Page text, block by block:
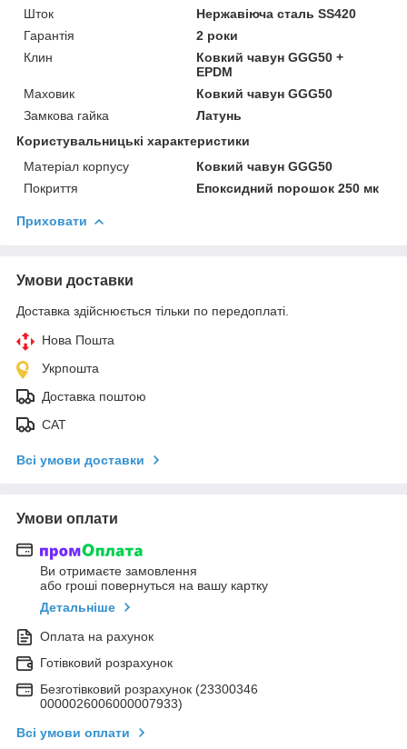
Шток
Нержавіюча сталь SS420
Гарантія
2 роки
Клин
Ковкий чавун GGG50 +
EPDM
Маховик
Ковкий чавун GGG50
Замкова гайка
Латунь
Користувальницькі характеристики
Матеріал корпусу
Ковкий чавун GGG50
Покриття
Епоксидний порошок 250 мк
Приховати
Умови доставки
Доставка здійснюється тільки по передоплаті.
Нова Пошта
Укрпошта
Доставка поштою
САТ
Всі умови доставки
Умови оплати
Ви отримаєте замовлення
або гроші повернуться на вашу картку
Детальніше
Оплата на рахунок
Готівковий розрахунок
Безготівковий розрахунок (23300346
0000026006000007933)
Всі умови оплати